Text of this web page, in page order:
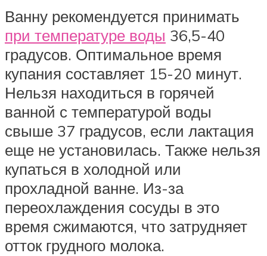
Ванну рекомендуется принимать
при температуре воды 36,5-40
градусов. Оптимальное время
купания составляет 15-20 минут.
Нельзя находиться в горячей
ванной с температурой воды
свыше 37 градусов, если лактация
еще не установилась. Также нельзя
купаться в холодной или
прохладной ванне. Из-за
переохлаждения сосуды в это
время сжимаются, что затрудняет
отток грудного молока.